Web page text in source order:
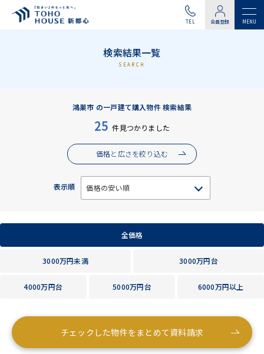
TEL 会員登録
検索結果一覧
SEARCH
鴻巣市 の一戸建て購入物件 検索結果
25 件見つかりました
価格と広さを絞り込む
表示順
全価格
3000万円未満 3000万円台
4000万円台 5000万円台 6000万円以上
チェックした物件をまとめて資料請求